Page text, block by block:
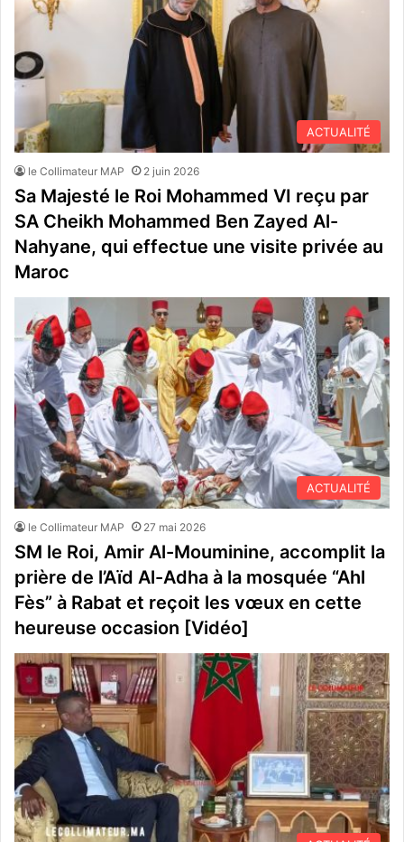
ACTUALITÉ
le Collimateur MAP 2 juin 2026
Sa Majesté le Roi Mohammed VI reçu par
SA Cheikh Mohammed Ben Zayed Al-
Nahyane, qui effectue une visite privée au
Maroc
ACTUALITÉ
le Collimateur MAP 27 mai 2026
SM le Roi, Amir Al-Mouminine, accomplit la
prière de l’Aïd Al-Adha à la mosquée “Ahl
Fès” à Rabat et reçoit les vœux en cette
heureuse occasion [Vidéo]